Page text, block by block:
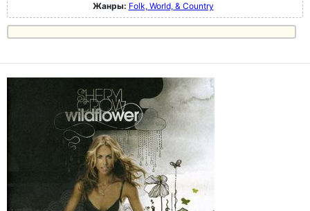
Жанры: Folk, World, & Country